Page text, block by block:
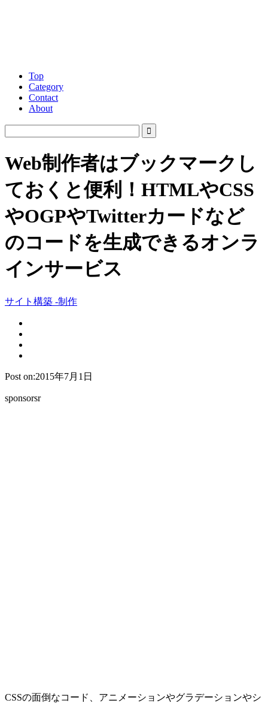
Top
Category
Contact
About
Web制作者はブックマークし
ておくと便利！HTMLやCSS
やOGPやTwitterカードなど
のコードを生成できるオンラ
インサービス
サイト構築 -制作
Post on:2015年7月1日
sponsorsr
CSSの面倒なコード、アニメーションやグラデーションやシ